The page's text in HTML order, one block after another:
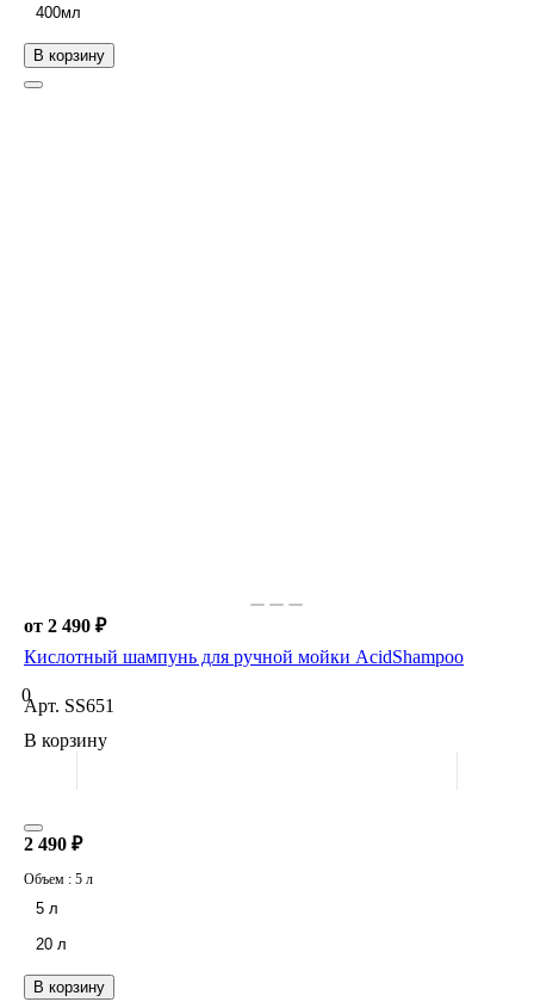
В корзину
400мл
от 2 490 ₽
Кислотный шампунь для ручной мойки AcidShampoo
0
Арт. SS651
В корзину
В корзину
2 490 ₽
Объем : 5 л
5 л
20 л